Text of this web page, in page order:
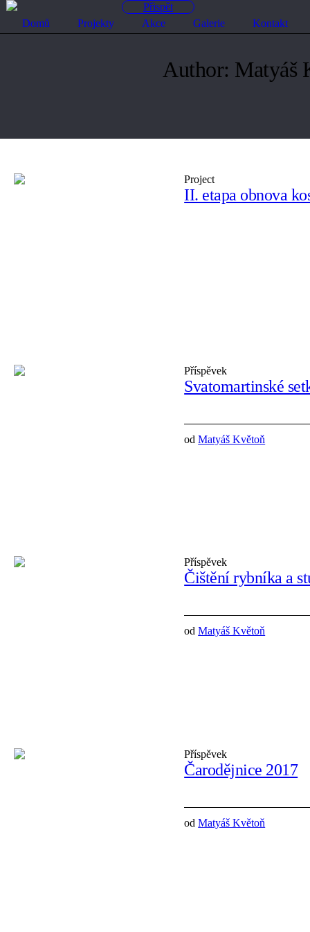
Přispět
Domů
Projekty Akce Galerie Kontakt
Author: Matyáš
Project
II. etapa obnova
Příspěvek
Svatomartinské
odMatyáš Květoň
Příspěvek
Čištění rybníka a
odMatyáš Květoň
Příspěvek
Čarodějnice 2017
odMatyáš Květoň